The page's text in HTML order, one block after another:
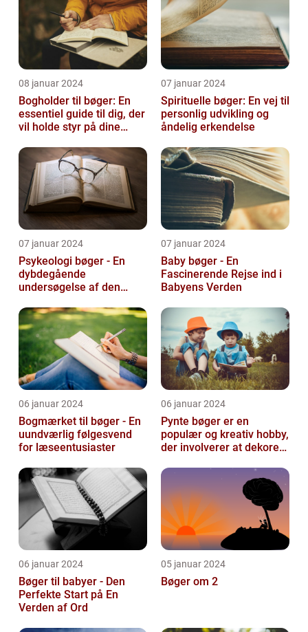
08 januar 2024
Bogholder til bøger: En
essentiel guide til dig, der
vil holde styr på dine
07 januar 2024
Spirituelle bøger: En vej til
personlig udvikling og
åndelig erkendelse
07 januar 2024
Psykeologi bøger - En
dybdegående
undersøgelse af den
verden
07 januar 2024
Baby bøger - En
Fascinerende Rejse ind i
Babyens Verden
06 januar 2024
Bogmærket til bøger - En
uundværlig følgesvend
for læseentusiaster
06 januar 2024
Pynte bøger er en
populær og kreativ hobby,
der involverer at dekorere
forskellige...
06 januar 2024
Bøger til babyer - Den
Perfekte Start på En
Verden af Ord
05 januar 2024
Bøger om 2